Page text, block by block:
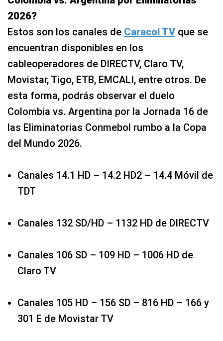
2026?
Estos son los canales de Caracol TV que se
encuentran disponibles en los
cableoperadores de DIRECTV, Claro TV,
Movistar, Tigo, ETB, EMCALI, entre otros. De
esta forma, podrás observar el duelo
Colombia vs. Argentina por la Jornada 16 de
las Eliminatorias Conmebol rumbo a la Copa
del Mundo 2026.
Canales 14.1 HD – 14.2 HD2 – 14.4 Móvil de
TDT
Canales 132 SD/HD – 1132 HD de DIRECTV
Canales 106 SD – 109 HD – 1006 HD de
Claro TV
Canales 105 HD – 156 SD – 816 HD – 166 y
301 E de Movistar TV